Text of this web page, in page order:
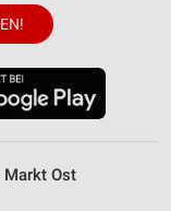
Markt Ost